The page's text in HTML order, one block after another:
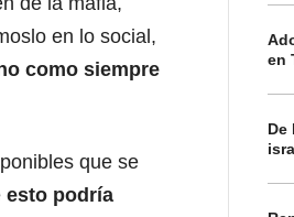
en lo social,
como siempre
que se
esto podría
en
De